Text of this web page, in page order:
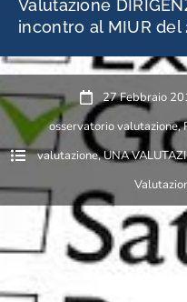
Valutazione
incontro al MIUR del
27 Febbraio
osservatorio valutazione,
valutazione,UNA